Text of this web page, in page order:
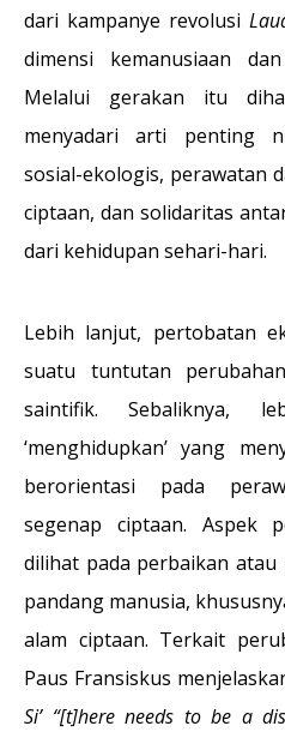
dari kampanye revolusi
dimensi kemanusiaan
Melalui gerakan itu
menyadari arti penting
sosial-ekologis, perawatan
ciptaan, dan solidaritas
dari kehidupan sehari-hari.
Lebih lanjut, pertobatan
suatu tuntutan
saintifik. Sebaliknya,
‘menghidupkan’ yang
berorientasi pada
segenap ciptaan. Aspek
dilihat pada perbaikan
pandang manusia,
alam ciptaan. Terkait
Paus Fransiskus
Si’ “[t]here needs to be a